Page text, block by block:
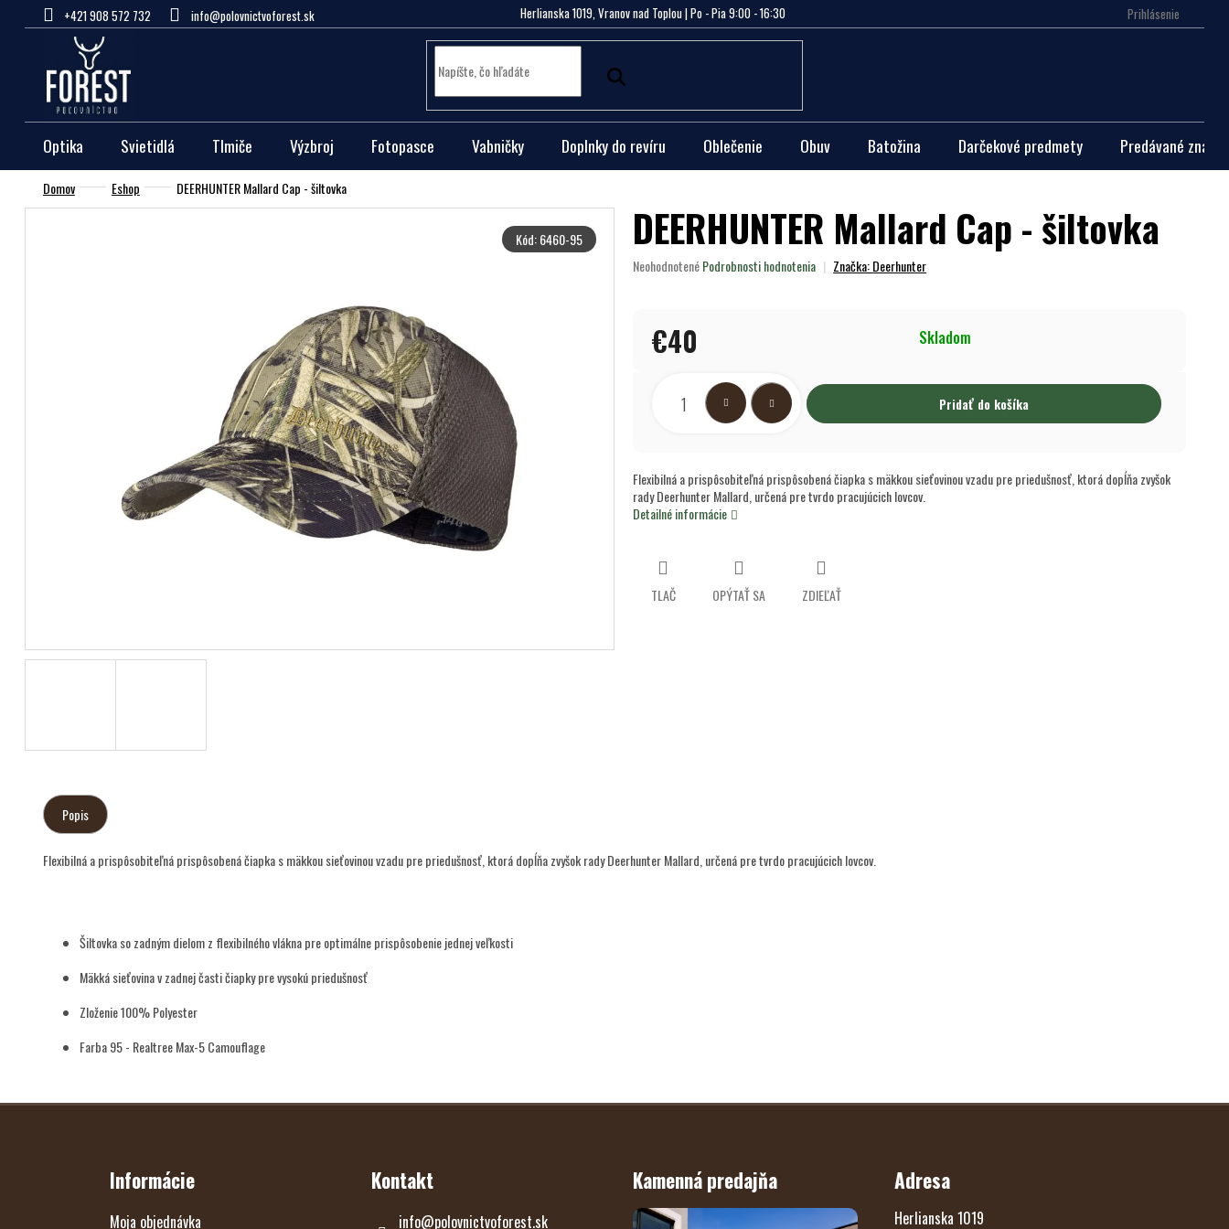
+421 908 572 732 info@polovnictvoforest.sk Herlianska 1019, Vranov nad Toplou | Po - Pia 9:00 - 16:30 Prihlásenie
Optika Svietidlá Tlmiče Výzbroj Fotopasce Vabničky Doplnky do revíru Oblečenie Obuv Batožina Darčekové predmety Predávané značky
Domov Eshop DEERHUNTER Mallard Cap - šiltovka
Kód:6460-95 DEERHUNTER Mallard Cap - šiltovka
Priemerné
NeohodnotenéPodrobnosti hodnotenia Značka:Deerhunter
€40 Skladom
Pridať do košíka
Flexibilná a prispôsobiteľná prispôsobená čiapka s mäkkou sieťovinou vzadu pre priedušnosť, ktorá dopĺňa zvyšok
rady Deerhunter Mallard, určená pre tvrdo pracujúcich lovcov.
Detailné informácie
TLAČ OPÝTAŤ SA ZDIEĽAŤ
Popis
Flexibilná a prispôsobiteľná prispôsobená čiapka s mäkkou sieťovinou vzadu pre priedušnosť, ktorá dopĺňa zvyšok rady Deerhunter Mallard, určená pre tvrdo pracujúcich lovcov.
Šiltovka so zadným dielom z flexibilného vlákna pre optimálne prispôsobenie jednej veľkosti
Mäkká sieťovina v zadnej časti čiapky pre vysokú priedušnosť
Zloženie 100% Polyester
Farba 95 - Realtree Max-5 Camouflage
Z
Informácie
Moja objednávka
Kontakt
info@polovnictvoforest.sk
Kamenná predajňa Adresa
Herlianska 1019